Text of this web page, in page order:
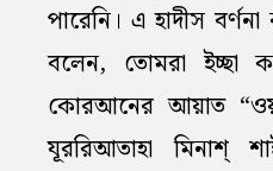
পারেনি। এ হাদীস
বলেন, তোমরা ইচ্ছা
কোরআনের আয়াত
যূররিআতাহা মিনাশ্‌